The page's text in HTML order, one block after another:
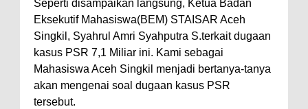
Seperti disampaikan langsung, Ketua Badan
Eksekutif Mahasiswa(BEM) STAISAR Aceh
Singkil, Syahrul Amri Syahputra S.terkait dugaan
kasus PSR 7,1 Miliar ini. Kami sebagai
Mahasiswa Aceh Singkil menjadi bertanya-tanya
akan mengenai soal dugaan kasus PSR
tersebut.